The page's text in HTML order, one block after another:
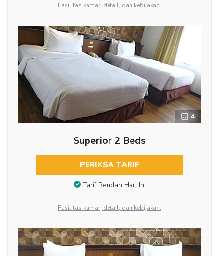
Fasilitas kamar, detail, dan kebijakan.
4
Superior 2 Beds
PERIKSA TARIF
Tarif Rendah Hari Ini
Fasilitas kamar, detail, dan kebijakan.